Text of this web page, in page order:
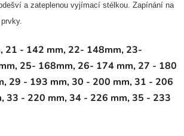
a zateplenou vyjímací stélkou. Zapínání na
21 - 142 mm, 22- 148mm, 23-
25- 168mm, 26- 174 mm, 27 - 180
29 - 193 mm, 30 - 200 mm, 31 - 206
33 - 220 mm, 34 - 226 mm, 35 - 233